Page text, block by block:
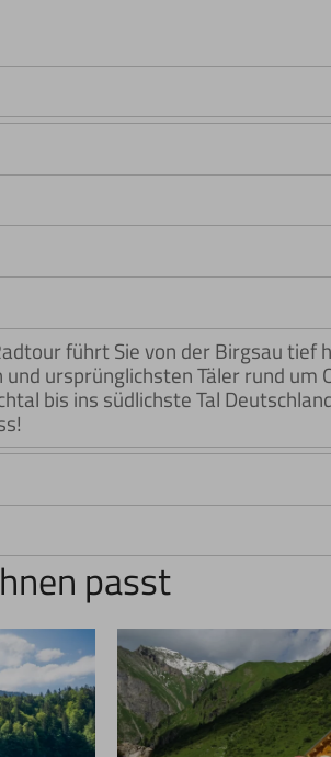
führt Sie von der Birgsau tief
ursprünglichsten Täler rund
bis ins südlichste Tal
passt